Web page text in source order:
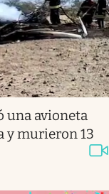
una avioneta
y murieron 13